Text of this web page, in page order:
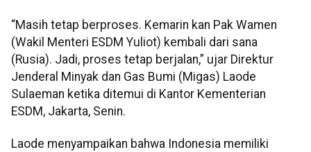
“Masih tetap berproses. Kemarin kan Pak Wamen
(Wakil Menteri ESDM Yuliot) kembali dari sana
(Rusia). Jadi, proses tetap berjalan,” ujar Direktur
Jenderal Minyak dan Gas Bumi (Migas) Laode
Sulaeman ketika ditemui di Kantor Kementerian
ESDM, Jakarta, Senin.
Laode menyampaikan bahwa Indonesia memiliki